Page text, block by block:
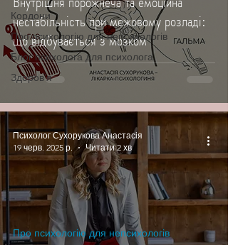
Кордони
Про психологію для непсихологів
Блог психолога для психолога
Здоровʼя
нестабільність при межовому розладі:
що відбувається з мозком
Про психологію для непсихологів
Психолог Сухорукова Анастасія
19 черв. 2025 р.
Читати 2 хв